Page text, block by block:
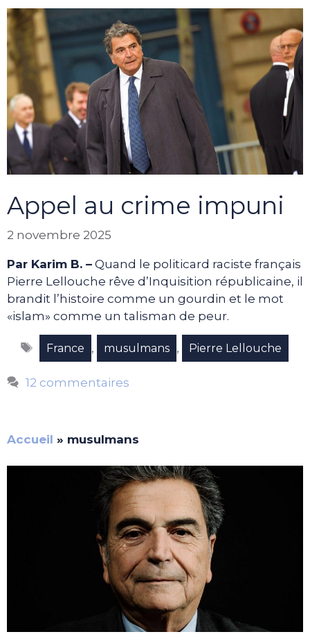
Appel au crime impuni
2 novembre 2025
Par Karim B. – Quand le politicard raciste français
Pierre Lellouche rêve d’Inquisition républicaine, il
brandit l’histoire comme un gourdin et le mot
«islam» comme un talisman de peur.
Étiquettes
France , musulmans , Pierre Lellouche
12 commentaires
Accueil » musulmans